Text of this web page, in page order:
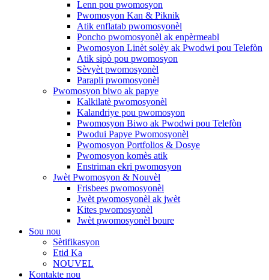
Lenn pou pwomosyon
Pwomosyon Kan & Piknik
Atik enflatab pwomosyonèl
Poncho pwomosyonèl ak enpèrmeabl
Pwomosyon Linèt solèy ak Pwodwi pou Telefòn
Atik sipò pou pwomosyon
Sèvyèt pwomosyonèl
Parapli pwomosyonèl
Pwomosyon biwo ak papye
Kalkilatè pwomosyonèl
Kalandriye pou pwomosyon
Pwomosyon Biwo ak Pwodwi pou Telefòn
Pwodui Papye Pwomosyonèl
Pwomosyon Portfolios & Dosye
Pwomosyon komès atik
Enstriman ekri pwomosyon
Jwèt Pwomosyon & Nouvèl
Frisbees pwomosyonèl
Jwèt pwomosyonèl ak jwèt
Kites pwomosyonèl
Jwèt pwomosyonèl boure
Sou nou
Sètifikasyon
Etid Ka
NOUVEL
Kontakte nou